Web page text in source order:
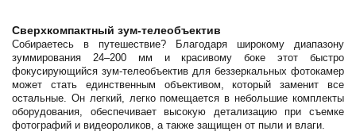
Сверхкомпактный зум-телеобъектив
Собираетесь в путешествие? Благодаря широкому диапазону
зуммирования 24–200 мм и красивому боке этот быстро
фокусирующийся зум-телеобъектив для беззеркальных фотокамер
может стать единственным объективом, который заменит все
остальные. Он легкий, легко помещается в небольшие комплекты
оборудования, обеспечивает высокую детализацию при съемке
фотографий и видеороликов, а также защищен от пыли и влаги.